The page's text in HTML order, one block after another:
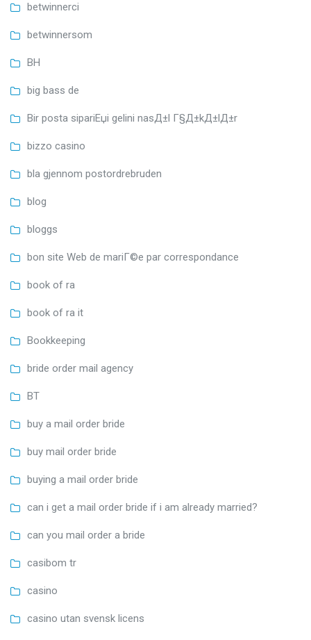
betwinnerci
betwinnersom
BH
big bass de
Bir posta sipariЕџi gelini nasД±l Г§Д±kД±lД±r
bizzo casino
bla gjennom postordrebruden
blog
bloggs
bon site Web de mariГ©e par correspondance
book of ra
book of ra it
Bookkeeping
bride order mail agency
BT
buy a mail order bride
buy mail order bride
buying a mail order bride
can i get a mail order bride if i am already married?
can you mail order a bride
casibom tr
casino
casino utan svensk licens